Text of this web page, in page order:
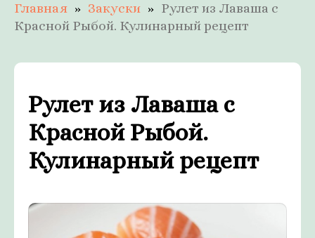
Главная Закуски
Рулет из Лаваша с
Красной Рыбой. Кулинарный рецепт
Рулет из Лаваша с
Красной Рыбой.
Кулинарный рецепт